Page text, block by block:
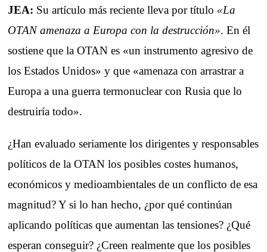
JEA: Su artículo más reciente lleva por título «La
OTAN amenaza a Europa con la destrucción». En él
sostiene que la OTAN es «un instrumento agresivo de
los Estados Unidos» y que «amenaza con arrastrar a
Europa a una guerra termonuclear con Rusia que lo
destruiría todo».
¿Han evaluado seriamente los dirigentes y responsables
políticos de la OTAN los posibles costes humanos,
económicos y medioambientales de un conflicto de esa
magnitud? Y si lo han hecho, ¿por qué continúan
aplicando políticas que aumentan las tensiones? ¿Qué
esperan conseguir? ¿Creen realmente que los posibles